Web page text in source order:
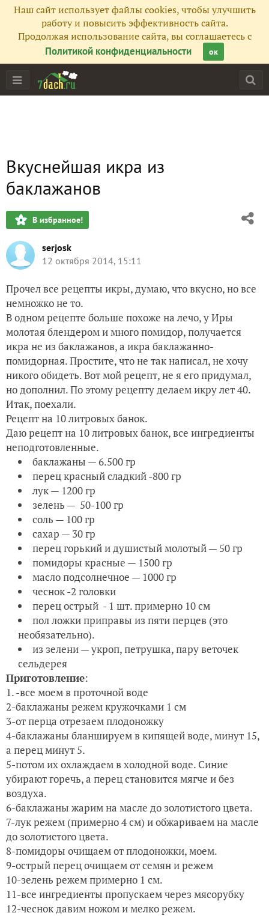
Наш сайт использует файлы cookies, чтобы улучшить
работу и повысить эффективность сайта.
Продолжая использование сайта, вы соглашаетесь с
Политикой конфиденциальности
ок
Вкуснейшая икра из
баклажанов
В избранное!
serjosk
12 октября 2014, 15:11
Прочел все рецепты икры, думаю, что вкусно, но все
немножко не то.
В одном рецепте больше похоже на лечо, у Иры
молотая блендером и много помидор, получается
икра не из баклажанов, а икра баклажанно-
помидорная. Простите, что не так написал, не хочу
никого обидеть. Вот мой рецепт, не я его придумал,
но дополнил. По этому рецепту делаем икру лет 40.
Итак, поехали.
Рецепт на 10 литровых банок.
Даю рецепт на 10 литровых банок, все ингредиенты
неподготовленные.
баклажаны — 6.500 гр
перец красный сладкий -800 гр
лук — 1200 гр
зелень — 50-100 гр
соль — 100 гр
сахар — 30 гр
перец горький и душистый молотый — 50 гр
помидоры красные — 1500 гр
масло подсолнечное — 1000 гр
чеснок -2 головки
перец острый - 1 шт. примерно 10 см
пол ложки приправы из пяти перцев (это
необязательно).
из зелени — укроп, петрушка, пару веточек
сельдерея
Приготовление:
1. -все моем в проточной воде
2-баклажаны режем кружочками 1 см
3-от перца отрезаем плодоножку
4-баклажаны бланшируем в кипящей воде, минут 15,
а перец минут 5.
5-потом их охлаждаем в холодной воде. Синие
убирают горечь, а перец становится мягче и без
воздуха.
6-баклажаны жарим на масле до золотистого цвета.
7-лук режем (примерно 4 см) и обжариваем на масле
до золотистого цвета.
8-помидоры очищаем от плодоножки, моем.
9-острый перец очищаем от семян и режем
10-зелень режем примерно 1 см.
11-все ингредиенты пропускаем через мясорубку
12-чеснок давим ножом и мелко режем.